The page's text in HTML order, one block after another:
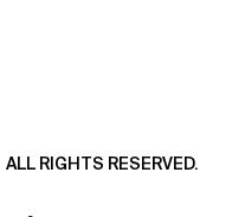
ALL RIGHTS RESERVED.